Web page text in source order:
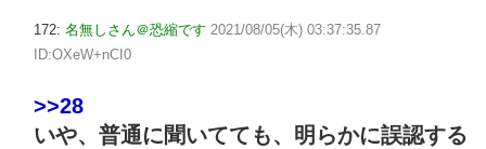
172: 名無しさん＠恐縮です 2021/08/05(木) 03:37:35.87
ID:OXeW+nCI0
>>28
いや、普通に聞いてても、明らかに誤認する